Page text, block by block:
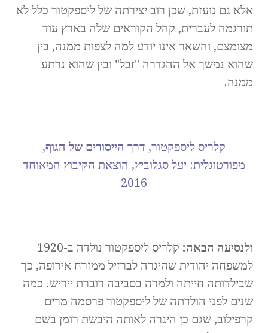
אלא גם נועזת, שכן רוב יצירתה של ליספקטור כלל לא
תורגמה לעברית, קהל הקוראים שלה בארץ עוד
מצומצם, והשאר אינו יודע למה לצפות ממנה, בין
שהוא נמשך אל ההגדרה "זבל" ובין שהוא נרתע
ממנה.
קלריס ליספקטור, דרך הייסורים של הגוף,
מפורטוגלית: יעל סגלוביץ, הוצאת הקיבוץ המאוחד
2016
ולנסיעה הבאה:
קלריס ליספקטור נולדה ב-1920
למשפחה יהודית שהיגרה לברזיל ממזרח אירופה, כך
שבילדותה חייתה ולמדה בסביבה דוברת יידיש. כמה
שנים לפני הולדתה של ליספקטור פרסמה מרים
קרפילוב, שגם כן היגרה לאותה היבשת רומן בשם